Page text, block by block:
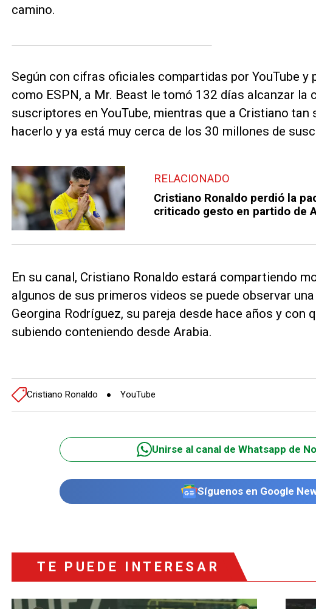
camino.
Según con cifras oficiales compartidas por YouTube y
como ESPN, a Mr. Beast le tomó 132 días alcanzar la
suscriptores en YouTube, mientras que a Cristiano
hacerlo y ya está muy cerca de los 30 millones de
RELACIONADO
Cristiano Ronaldo perdió la
criticado gesto en partido de
En su canal, Cristiano Ronaldo estará compartiendo
algunos de sus primeros videos se puede observar
Georgina Rodríguez, su pareja desde hace años y con
subiendo conteniendo desde Arabia.
Cristiano Ronaldo YouTube
Unirse al canal de Whatsapp de
Síguenos en Google
TE PUEDE INTERESAR